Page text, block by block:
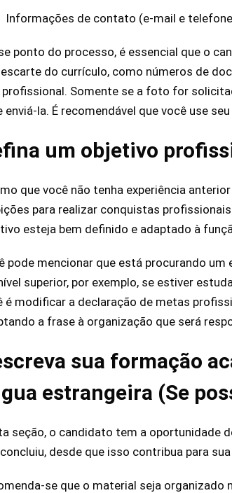
Informações de contato (e-mail e
ponto do processo, é essencial que o
do currículo, como números de
profissional. Somente se a foto for
enviá-la. É recomendável que você use
um objetivo
que você não tenha experiência
para realizar conquistas
esteja bem definido e adaptado à
pode mencionar que está procurando
superior, por exemplo, se estiver
é modificar a declaração de metas
a frase à organização que será
sua formação
estrangeira (Se
seção, o candidato tem a oportunidade
desde que isso contribua para
se que o material seja